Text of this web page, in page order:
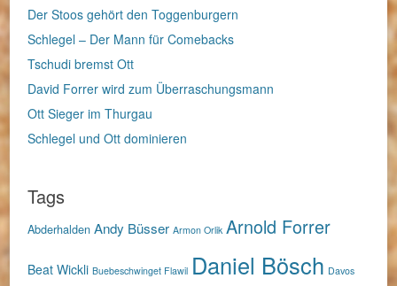
Der Stoos gehört den Toggenburgern
Schlegel – Der Mann für Comebacks
Tschudi bremst Ott
David Forrer wird zum Überraschungsmann
Ott Sieger im Thurgau
Schlegel und Ott dominieren
Tags
Abderhalden Andy Büsser Armon Orlik Arnold Forrer
Beat Wickli Buebeschwinget Flawil Daniel Bösch Davos